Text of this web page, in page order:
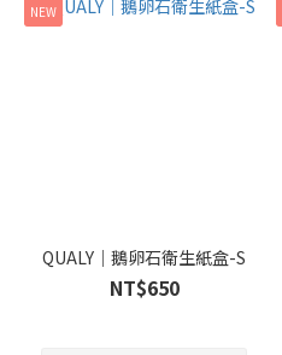
NEW
QUALY｜鵝卵石衛生紙盒-S
NT$650